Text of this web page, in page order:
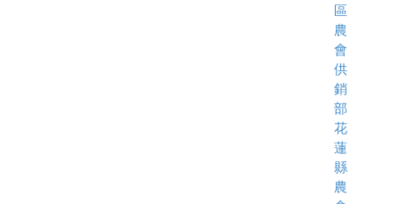
區
農
會
供
銷
部
花
蓮
縣
農